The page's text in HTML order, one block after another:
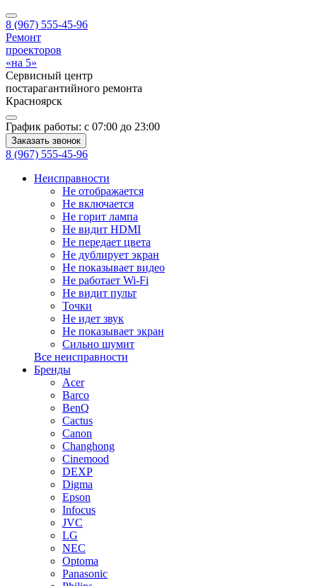
8 (967) 555-45-96
Ремонт
проекторов
«на 5»
Сервисный центр
постарагантийного ремонта
Красноярск
График работы: с 07:00 до 23:00
Заказать звонок
8 (967) 555-45-96
Неисправности
Не отображается
Не включается
Не горит лампа
Не видит HDMI
Не передает цвета
Не дублирует экран
Не показывает видео
Не работает Wi-Fi
Не видит пульт
Точки
Не идет звук
Не показывает экран
Сильно шумит
Все неисправности
Бренды
Acer
Barco
BenQ
Cactus
Canon
Changhong
Cinemood
DEXP
Digma
Epson
Infocus
JVC
LG
NEC
Optoma
Panasonic